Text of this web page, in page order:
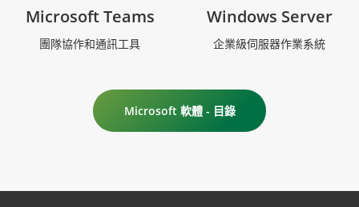
Microsoft Teams
團隊協作和通訊工具
Windows Server
企業級伺服器作業系統
Microsoft 軟體 - 目錄